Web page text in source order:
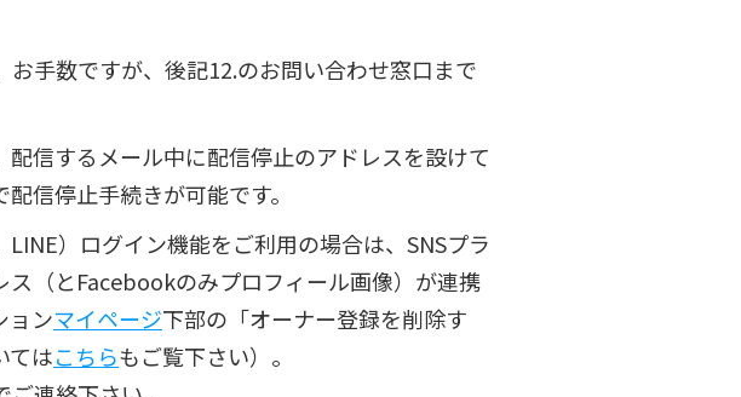
手数ですが、後記12.のお問い合わせ窓口まで
信するメール中に配信停止のアドレスを設けて
信停止手続きが可能です。
）ログイン機能をご利用の場合は、SNSプラ
（とFacebookのみプロフィール画像）が連携
ョンマイページ下部の「オーナー登録を削除す
てはこちらもご覧下さい）。